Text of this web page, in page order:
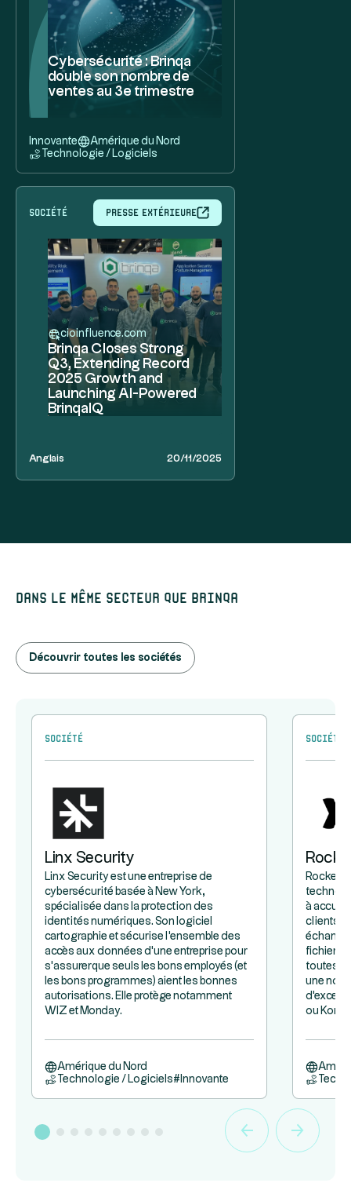
Cybersécurité : Brinqa
double son nombre de
ventes au 3e trimestre
Innovante
Amérique du Nord
Technologie / Logiciels
société Presse extérieure
cioinfluence.com
Brinqa Closes Strong
Q3, Extending Record
2025 Growth and
Launching AI-Powered
BrinqaIQ
Anglais 20/11/2025
Dans le même secteur que Brinqa
Découvrir toutes les sociétés
Société
Linx Security
Linx Security est une entreprise de
cybersécurité basée à New York,
spécialisée dans la protection des
identités numériques. Son logiciel
cartographie et sécurise l'ensemble des
accès aux données d'une entreprise pour
s'assurer que seuls les bons employés (et
les bons programmes) aient les bonnes
autorisations. Elle protège notamment
WIZ et Monday.
Amérique du Nord
Technologie / Logiciels# Innovante
Société
à
clients
fichiers
toutes
une
ou